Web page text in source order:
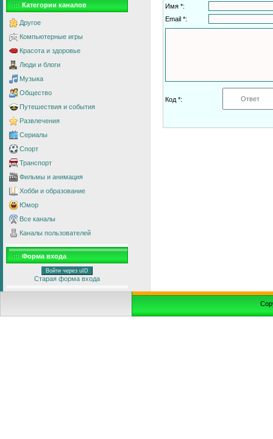
Категории каналов
Другое
Компьютерные игры
Красота и здоровье
Люди и блоги
Музыка
Общество
Путешествия и события
Развлечения
Сериалы
Спорт
Транспорт
Фильмы и анимация
Хобби и образование
Юмор
Все каналы
Каналы пользователей
Форма входа
Войти через uID
Старая форма входа
Имя *:
Email *:
Код *: